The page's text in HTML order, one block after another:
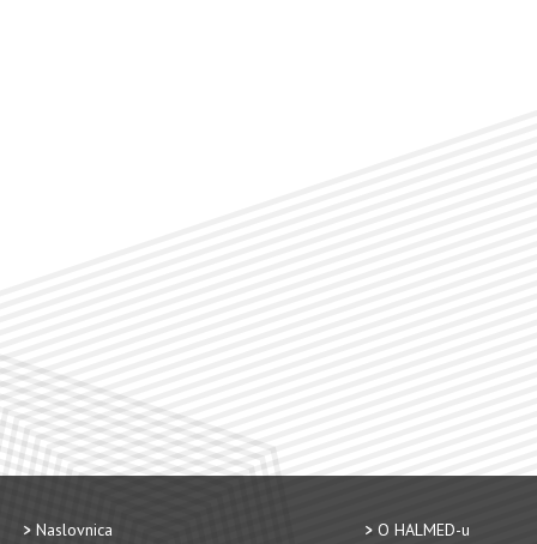
Naslovnica
O HALMED-u